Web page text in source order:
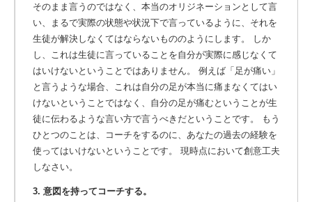
そのまま言うのではなく、本当のオリジネーションとして言
い、まるで実際の状態や状況下で言っているように、それを
生徒が解決しなくてはならないもののようにします。 しか
し、これは生徒に言っていることを自分が実際に感じなくて
はいけないということではありません。 例えば「足が痛い」
と言うような場合、これは自分の足が本当に痛まなくてはい
けないということではなく、自分の足が痛むということが生
徒に伝わるような言い方で言うべきだということです。 もう
ひとつのことは、コーチをするのに、あなたの過去の経験を
使ってはいけないということです。 現時点において創意工夫
しなさい。
3. 意図を持ってコーチする。